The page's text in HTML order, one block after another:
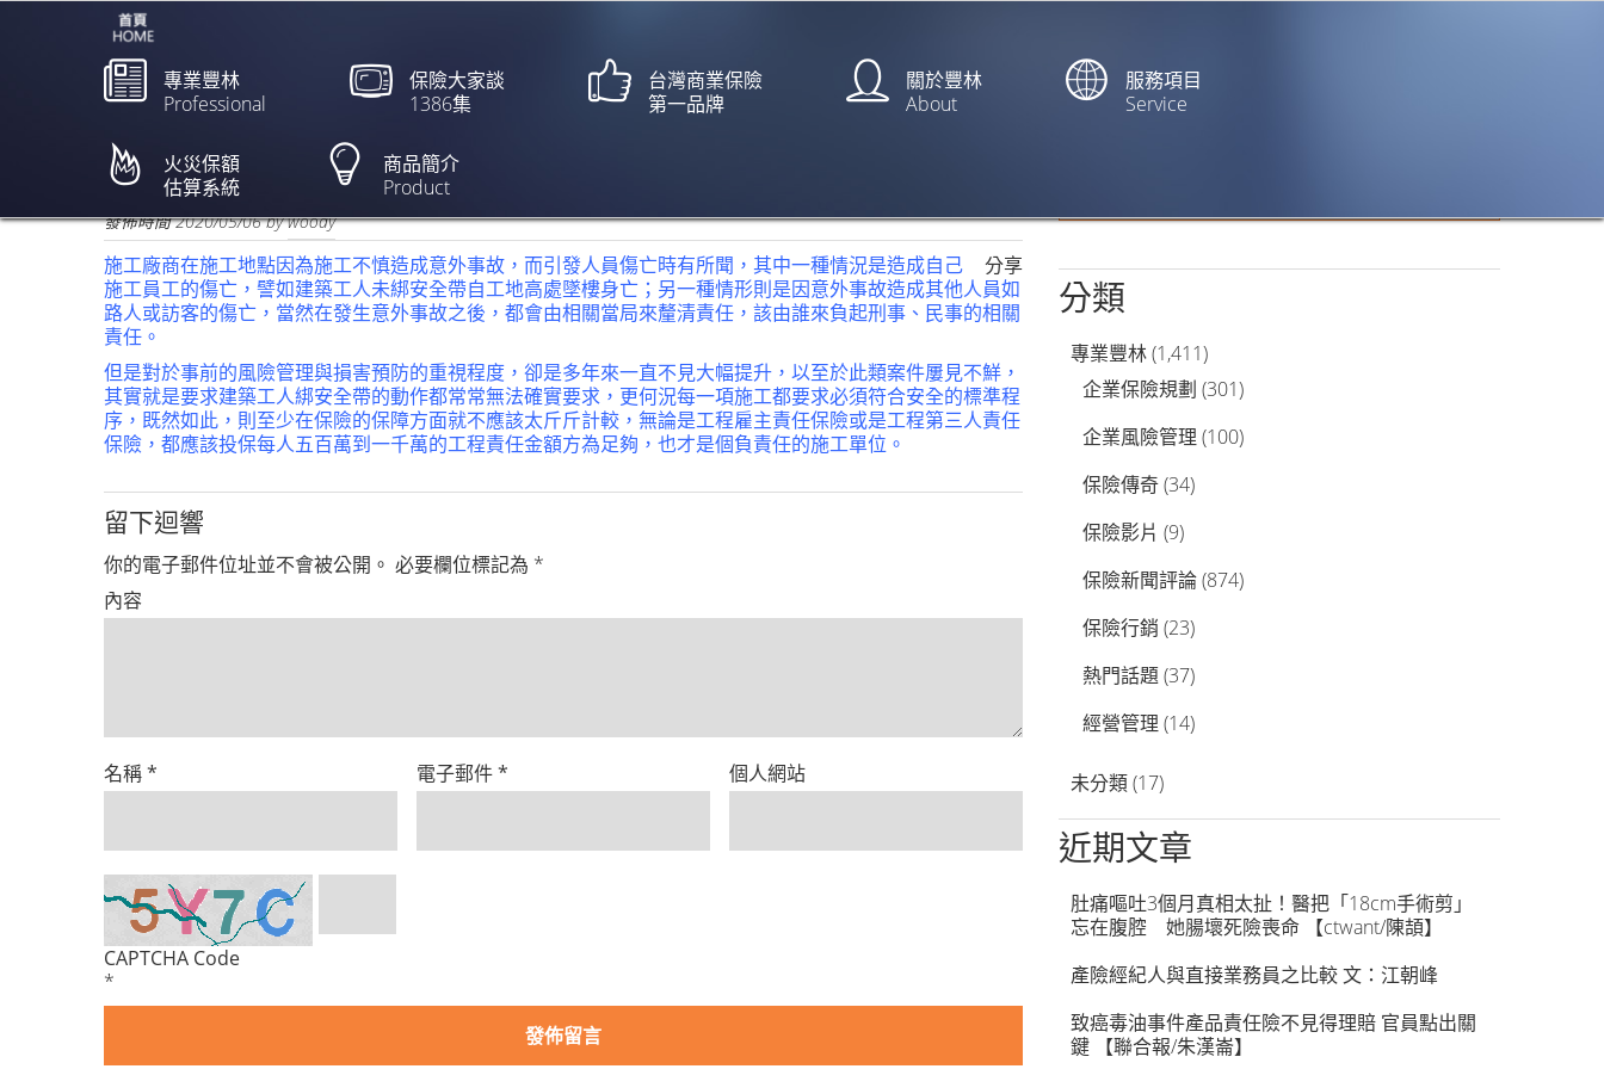
專業豐林
Professional
保險大家談
1386集
台灣商業保險
第一品牌
關於豐林
About
服務項目
Service
火災保額
估算系統
商品簡介
Product
璇】
欲閱讀全文請點上列新聞標題
發佈時間2020/05/06bywoody
分享
施工廠商在施工地點因為施工不慎造成意外事故，而引發人員傷亡時有所聞，其中一種情況是造成自己
施工員工的傷亡，譬如建築工人未綁安全帶自工地高處墜樓身亡；另一種情形則是因意外事故造成其他人員如
路人或訪客的傷亡，當然在發生意外事故之後，都會由相關當局來釐清責任，該由誰來負起刑事、民事的相關
責任。
但是對於事前的風險管理與損害預防的重視程度，卻是多年來一直不見大幅提升，以至於此類案件屢見不鮮，
其實就是要求建築工人綁安全帶的動作都常常無法確實要求，更何況每一項施工都要求必須符合安全的標準程
序，既然如此，則至少在保險的保障方面就不應該太斤斤計較，無論是工程雇主責任保險或是工程第三人責任
保險，都應該投保每人五百萬到一千萬的工程責任金額方為足夠，也才是個負責任的施工單位。
留下迴響
你的電子郵件位址並不會被公開。 必要欄位標記為 *
內容
名稱* 電子郵件* 個人網站
CAPTCHA Code
*
分類
專業豐林(1,411)
企業保險規劃 (301)
企業風險管理 (100)
保險傳奇(34)
保險影片 (9)
保險新聞評論(874)
保險行銷 (23)
熱門話題(37)
經營管理 (14)
未分類(17)
近期文章
肚痛嘔吐3個月真相太扯！醫把「18cm手術剪」
忘在腹腔 她腸壞死險喪命 【ctwant/陳頡】
產險經紀人與直接業務員之比較 文：江朝峰
致癌毒油事件產品責任險不見得理賠 官員點出關
鍵 【聯合報/朱漢崙】